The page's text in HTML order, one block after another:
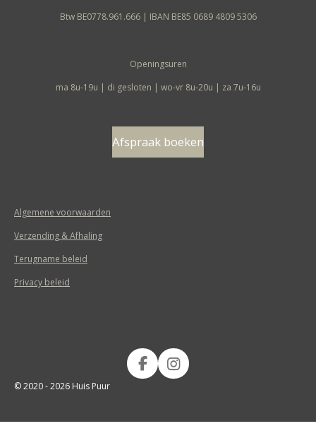
Btw BE0778.961.666 | IBAN BE85 0689 4809 5306
Openingsuren
ma 8u-19u | di gesloten | wo-vr 8u-20u | za 7u-16u
Afspraak boeken
Algemene voorwaarden
Verzending & Afhaling
Terugname beleid
Privacy beleid
F
a
I
n
© 2020 - 2026 Huis Puur